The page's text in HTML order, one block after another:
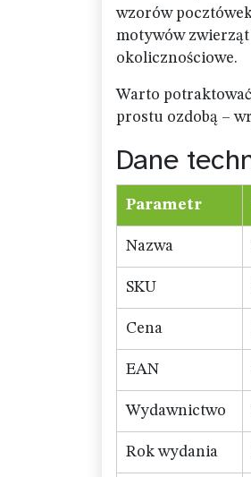
wzorów
motywów
okolicznościowe.
Warto
prostu ozdobą –
Dane
Parametr
Nazwa
SKU
Cena
EAN
Wydawnictwo
Rok wydania